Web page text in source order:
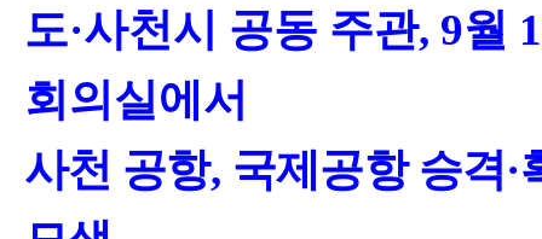
도·사천시 공동 주관, 9월 1
회의실에서
사천 공항, 국제공항 승격·